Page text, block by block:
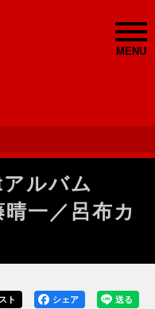
MENU
ルバム
晴一／呂布カ
送る
シェア
ト